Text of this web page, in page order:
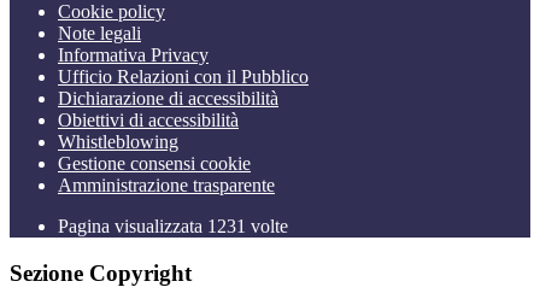
Cookie policy
Note legali
Informativa Privacy
Ufficio Relazioni con il Pubblico
Dichiarazione di accessibilità
Obiettivi di accessibilità
Whistleblowing
Gestione consensi cookie
Amministrazione trasparente
Pagina visualizzata 1231 volte
Sezione Copyright